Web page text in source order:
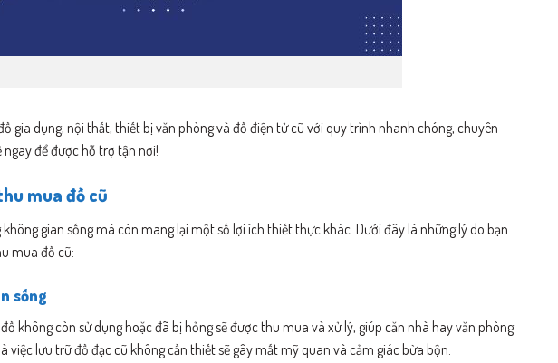
gia dụng, nội thất, thiết bị văn phòng và đồ điện tử cũ với quy trình nhanh chóng, chuyên
ngay để được hỗ trợ tận nơi!
mua đồ cũ
gian sống mà còn mang lại một số lợi ích thiết thực khác. Dưới đây là những lý do bạn
mua đồ cũ:
sống
không còn sử dụng hoặc đã bị hỏng sẽ được thu mua và xử lý, giúp căn nhà hay văn phòng
lưu trữ đồ đạc cũ không cần thiết sẽ gây mất mỹ quan và cảm giác bừa bộn.